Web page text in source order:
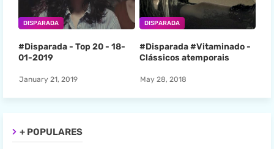
DISPARADA
#Disparada - Top 20 - 18-
01-2019
January 21, 2019
DISPARADA
#Disparada #Vitaminado -
Clássicos atemporais
May 28, 2018
+ POPULARES